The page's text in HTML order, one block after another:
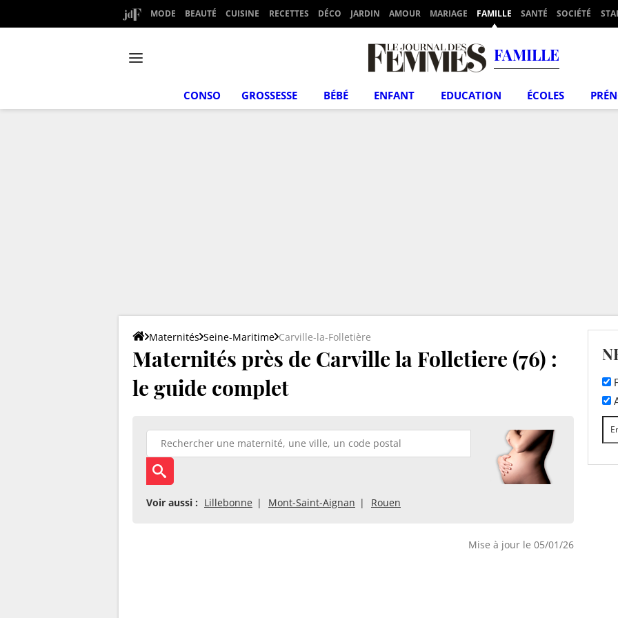
MODE BEAUTÉ CUISINE RECETTES DÉCO JARDIN AMOUR MARIAGE FAMILLE SANTÉ SOCIÉTÉ
FAMILLE
CONSO GROSSESSE BÉBÉ ENFANT EDUCATION ÉCOLES
Maternités Seine-Maritime Carville-la-Folletière
Maternités près de Carville la Folletiere (76) :
le guide complet
Voir aussi : Lillebonne Mont-Saint-Aignan Rouen
Mise à jour le 05/01/26